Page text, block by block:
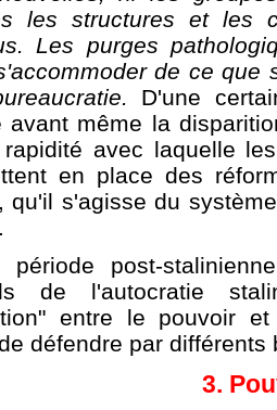
les structures et les
Les purges
de ce que
D'une
avant même la
avec laquelle
en place des
qu'il s'agisse du
période post-
de l'autocratie
entre le pouvoir
défendre par
3.